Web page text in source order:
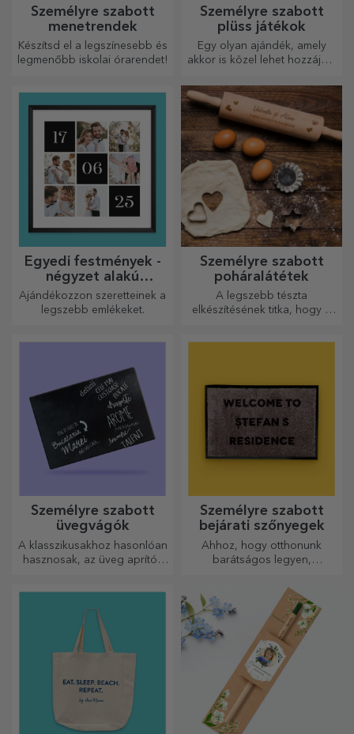
Személyre szabott
menetrendek
Készítsd el a legszínesebb és
legmenőbb iskolai órarendet!
Személyre szabott
plüss játékok
Egy olyan ajándék, amely
akkor is közel lehet hozzájuk,
személyre szabott
plüssjátékok, amelyek
pontosan alkalmasak
ölelgetésre!
Egyedi festmények -
négyzet alakú
formátum
Ajándékozzon szeretteinek a
legszebb emlékeket.
Személyre szabott
poháralátétek
A legszebb tészta
elkészítésének titka, hogy a
Személyre szabott
üvegvágók
A klasszikusakhoz hasonlóan
hasznosak, az üveg aprítók
kölcsönöznek a konyhának.
Személyre szabott
bejárati szőnyegek
Ahhoz, hogy otthonunk
barátságos legyen,
bejáratnál szőnyeg legyen.
Személyre szabhatja őket, és
így a legvonzóbb
szőnyegeket kapja!